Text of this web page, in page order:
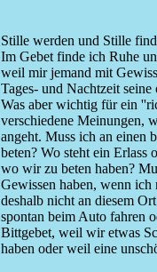
Stille werden und Stille
Im Gebet finde ich Ruhe
weil mir jemand mit
Tages- und Nachtzeit
Was aber wichtig für ein
verschiedene Meinungen,
angeht. Muss ich an einen
beten? Wo steht ein Erlass
wo wir zu beten haben?
Gewissen haben, wenn ich
deshalb nicht an diesem
spontan beim Auto fahren
Bittgebet, weil wir etwas
haben oder weil eine